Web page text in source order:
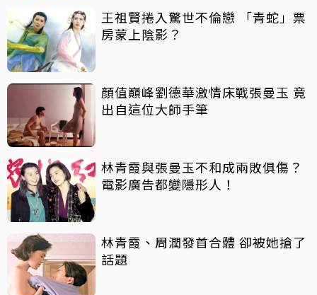
王祖賢捲入驚世不倫戀 「青蛇」票
房蒙上陰影？
顏值巔峰劉德華激情床戰張曼玉 竟
出自這位大師手筆
林青霞與張曼玉不和成兩敗俱傷？
電影廣告都變隱形人！
林青霞、周潤發首合體 卻被她搶了
話題